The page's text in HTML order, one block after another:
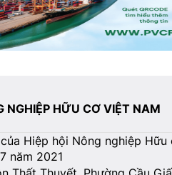
NGHIỆP HỮU CƠ VIỆT NAM
Hiệp hội Nông nghiệp Hữu
năm 2021